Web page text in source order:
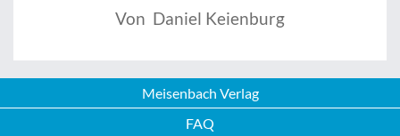
Von Daniel Keienburg
Meisenbach Verlag
FAQ